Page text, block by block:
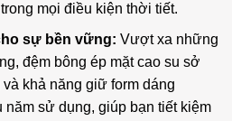
mọi điều kiện thời tiết.
sự bền vững: Vượt xa những
đệm bông ép mặt cao su sở
khả năng giữ form dáng
năm sử dụng, giúp bạn tiết kiệm